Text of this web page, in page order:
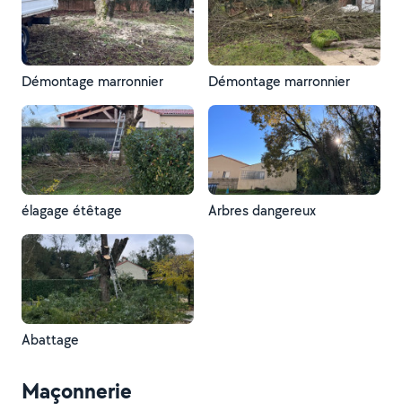
Démontage marronnier Démontage marronnier
élagage étêtage Arbres dangereux
Abattage
Maçonnerie